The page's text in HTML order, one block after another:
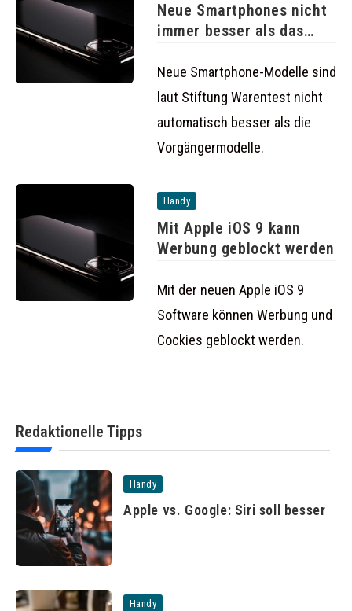
Neue Smartphones nicht
immer besser als das
Neue Smartphone-Modelle sind
laut Stiftung Warentest nicht
automatisch besser als die
Vorgängermodelle.
Handy
Mit Apple iOS 9 kann
Werbung geblockt werden
Mit der neuen Apple iOS 9
Software können Werbung und
Cockies geblockt werden.
Redaktionelle Tipps
Handy
Apple vs. Google: Siri soll besser
Handy